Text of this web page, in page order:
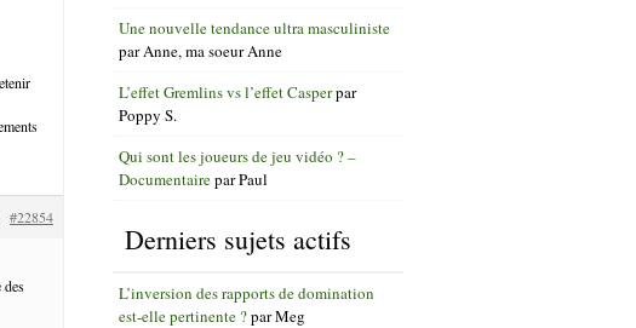
#22854
des
Une nouvelle tendance ultra masculiniste
parAnne, ma soeur Anne
L’effet Gremlins vs l’effet Casperpar
Poppy S.
Qui sont les joueurs de jeu vidéo ? –
DocumentaireparPaul
Derniers sujets actifs
L’inversion des rapports de domination
est-elle pertinente ?parMeg